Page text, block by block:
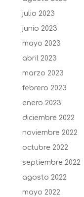
julio 2023
junio 2023
mayo 2023
abril 2023
marzo 2023
febrero 2023
enero 2023
diciembre 2022
noviembre 2022
octubre 2022
septiembre 2022
agosto 2022
mayo 2022